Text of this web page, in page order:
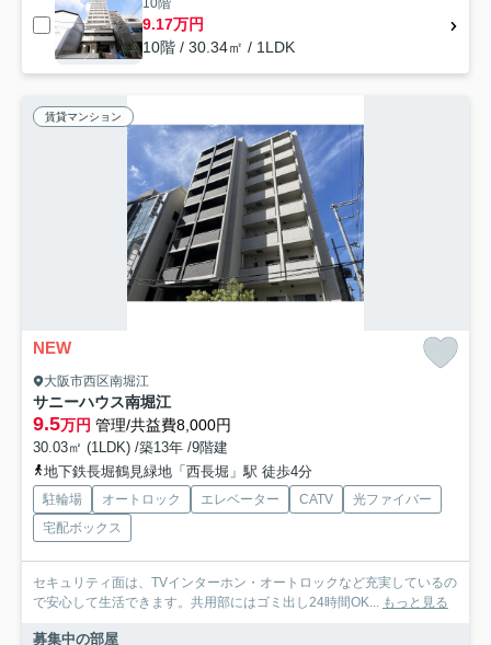
10階
9.17万円
10階 / 30.34㎡ / 1LDK
賃貸マンション
NEW
大阪市西区南堀江
サニーハウス南堀江
9.5万円 管理/共益費8,000円
30.03㎡ (1LDK) /築13年 /9階建
地下鉄長堀鶴見緑地「西長堀」駅 徒歩4分
駐輪場 オートロック エレベーター CATV
光ファイバー
宅配ボックス
セキュリティ面は、TVインターホン・オートロックなど充実しているの
で安心して生活できます。共用部にはゴミ出し24時間OK... もっと見る
募集中の部屋